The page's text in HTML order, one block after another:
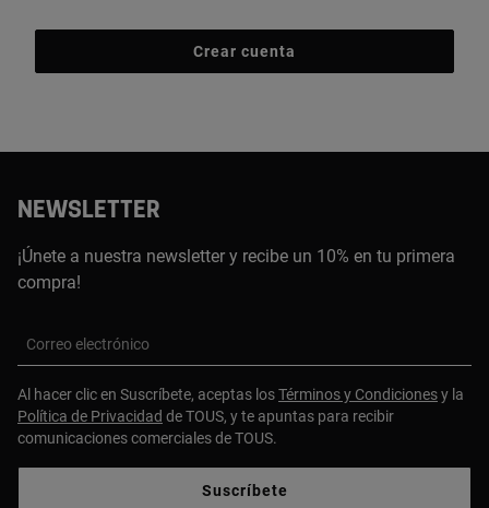
Crear cuenta
NEWSLETTER
¡Únete a nuestra newsletter y recibe un 10% en tu primera
compra!
Correo electrónico
Al hacer clic en Suscríbete, aceptas losTérminos y Condicionesy la
Política de Privacidad de TOUS, y te apuntas para recibir
comunicaciones comerciales de TOUS.
Suscríbete